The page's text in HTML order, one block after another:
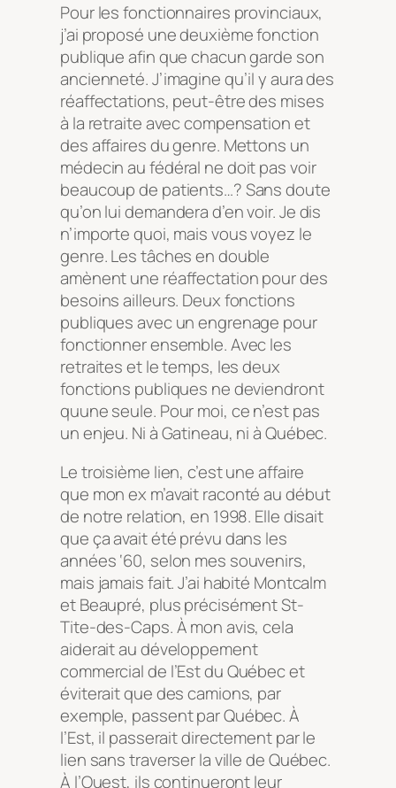
Pour les fonctionnaires provinciaux,
j’ai proposé une deuxième fonction
publique afin que chacun garde son
ancienneté. J’imagine qu’il y aura des
réaffectations, peut-être des mises
à la retraite avec compensation et
des affaires du genre. Mettons un
médecin au fédéral ne doit pas voir
beaucoup de patients…? Sans doute
qu’on lui demandera d’en voir. Je dis
n’importe quoi, mais vous voyez le
genre. Les tâches en double
amènent une réaffectation pour des
besoins ailleurs. Deux fonctions
publiques avec un engrenage pour
fonctionner ensemble. Avec les
retraites et le temps, les deux
fonctions publiques ne deviendront
quune seule. Pour moi, ce n’est pas
un enjeu. Ni à Gatineau, ni à Québec.
Le troisième lien, c’est une affaire
que mon ex m’avait raconté au début
de notre relation, en 1998. Elle disait
que ça avait été prévu dans les
années ‘60, selon mes souvenirs,
mais jamais fait. J’ai habité Montcalm
et Beaupré, plus précisément St-
Tite-des-Caps. À mon avis, cela
aiderait au développement
commercial de l’Est du Québec et
éviterait que des camions, par
exemple, passent par Québec. À
l’Est, il passerait directement par le
lien sans traverser la ville de Québec.
À l’Ouest, ils continueront leur